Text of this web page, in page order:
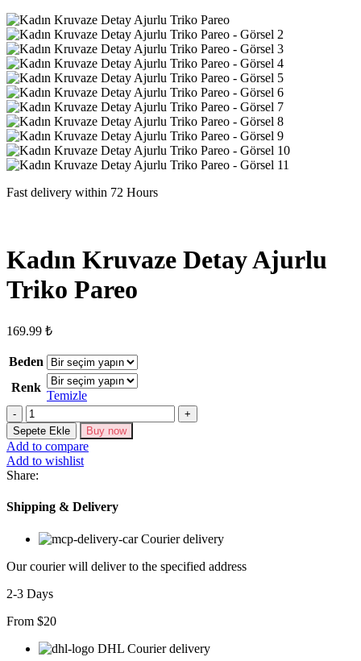
Fast delivery within 72 Hours
Kadın Kruvaze Detay Ajurlu
Triko Pareo
169.99 ₺
Beden
Renk
Temizle
Kadın
Kruvaze
Detay
Ajurlu
Triko
Pareo
adet
Sepete Ekle Buy now
Add to compare
Add to wishlist
Share:
Shipping & Delivery
Courier delivery
Our courier will deliver to the specified address
2-3 Days
From $20
DHL Courier delivery